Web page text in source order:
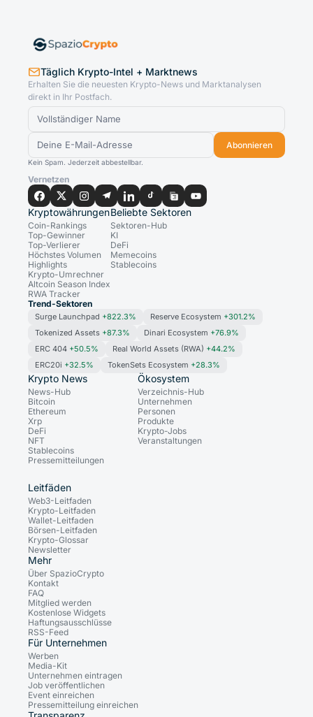
Täglich Krypto-Intel + Marktnews
Erhalten Sie die neuesten Krypto-News und Marktanalysen
direkt in Ihr Postfach.
Abonnieren
Kein Spam. Jederzeit abbestellbar.
Vernetzen
Kryptowährungen
Coin-Rankings
Top-Gewinner
Top-Verlierer
Höchstes Volumen
Highlights
Krypto-Umrechner
Altcoin Season Index
RWA Tracker
Beliebte Sektoren
Sektoren-Hub
KI
DeFi
Memecoins
Stablecoins
Trend-Sektoren
Surge Launchpad +822.3% Reserve Ecosystem +301.2%
Tokenized Assets +87.3% Dinari Ecosystem +76.9%
ERC 404 +50.5% Real World Assets (RWA) +44.2%
ERC20i +32.5% TokenSets Ecosystem +28.3%
Krypto News
News-Hub
Bitcoin
Ethereum
Xrp
DeFi
NFT
Stablecoins
Pressemitteilungen
Ökosystem
Verzeichnis-Hub
Unternehmen
Personen
Produkte
Krypto-Jobs
Veranstaltungen
Leitfäden
Web3-Leitfaden
Krypto-Leitfaden
Wallet-Leitfaden
Börsen-Leitfaden
Krypto-Glossar
Newsletter
Mehr
Über SpazioCrypto
Kontakt
FAQ
Mitglied werden
Kostenlose Widgets
Haftungsausschlüsse
RSS-Feed
Für Unternehmen
Werben
Media-Kit
Unternehmen eintragen
Job veröffentlichen
Event einreichen
Pressemitteilung einreichen